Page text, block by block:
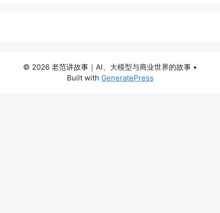
© 2026 老范讲故事｜AI、大模型与商业世界的故事 •
Built with GeneratePress